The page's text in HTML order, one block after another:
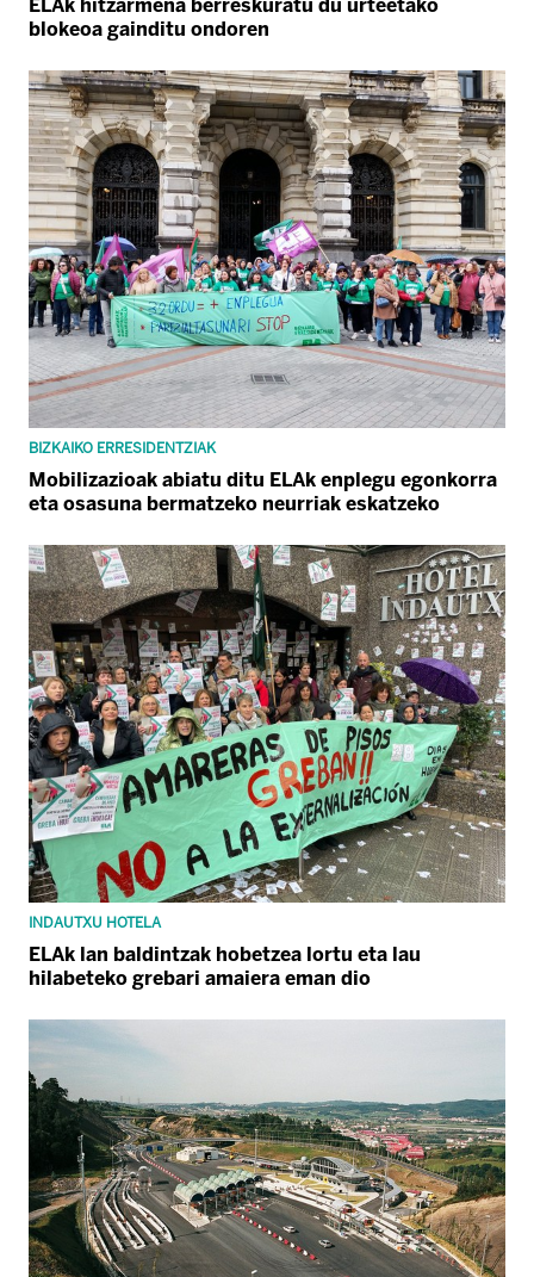
ELAk hitzarmena berreskuratu du urteetako
blokeoa gainditu ondoren
BIZKAIKO ERRESIDENTZIAK
Mobilizazioak abiatu ditu ELAk enplegu egonkorra
eta osasuna bermatzeko neurriak eskatzeko
INDAUTXU HOTELA
ELAk lan baldintzak hobetzea lortu eta lau
hilabeteko grebari amaiera eman dio